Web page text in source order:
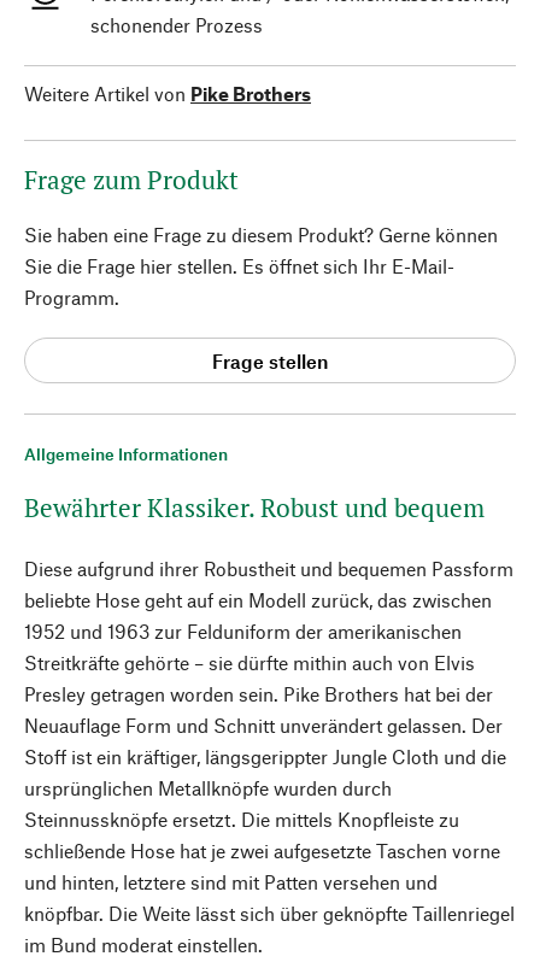
Allgemeine Informationen
Bewährter Klassiker. Robust und bequem
Diese aufgrund ihrer Robustheit und bequemen Passform
beliebte Hose geht auf ein Modell zurück, das zwischen
1952 und 1963 zur Felduniform der amerikanischen
Streitkräfte gehörte – sie dürfte mithin auch von Elvis
Presley getragen worden sein. Pike Brothers hat bei der
Neuauflage Form und Schnitt unverändert gelassen. Der
Stoff ist ein kräftiger, längsgerippter Jungle Cloth und die
ursprünglichen Metallknöpfe wurden durch
Steinnussknöpfe ersetzt. Die mittels Knopfleiste zu
schließende Hose hat je zwei aufgesetzte Taschen vorne
und hinten, letztere sind mit Patten versehen und
knöpfbar. Die Weite lässt sich über geknöpfte Taillenriegel
im Bund moderat einstellen.
schonender Prozess
Weitere Artikel von Pike Brothers
Frage zum Produkt
Sie haben eine Frage zu diesem Produkt? Gerne können
Sie die Frage hier stellen. Es öffnet sich Ihr E-Mail-
Programm.
Frage stellen